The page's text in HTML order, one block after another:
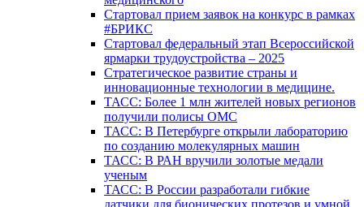
Стартовал прием заявок на конкурс в рамках
#БРИКС
Стартовал федеральный этап Всероссийской
ярмарки трудоустройства – 2025
Стратегическое развитие страны и
инновационные технологии в медицине.
ТАСС: Более 1 млн жителей новых регионов
получили полисы ОМС
ТАСС: В Петербурге открыли лабораторию
по созданию молекулярных машин
ТАСС: В РАН вручили золотые медали
ученым
ТАСС: В России разработали гибкие
датчики для бионических протезов и умной